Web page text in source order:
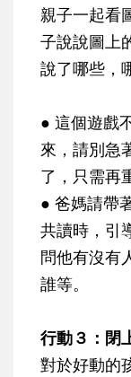
親子一起看
子說說圖上
說了哪些，
● 這個遊戲
來，請別急
了，只需再
● 爸媽請帶
共讀時，引
問他有沒有
誰等。
行動３：閉
對於好動的